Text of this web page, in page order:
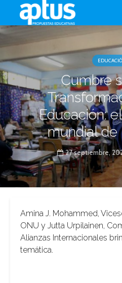
Cumbre
Educación:
mundial de
27 septiembre,
Amina J. Mohammed,
ONU y Jutta Urpilainen,
Alianzas Internacionales
temática.